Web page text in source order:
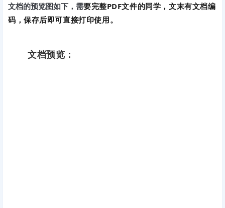
文档的预览图如下，需要完整PDF文件的同学，文末有文档编
码，保存后即可直接打印使用。
文档预览：